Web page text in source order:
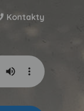
Kontakty